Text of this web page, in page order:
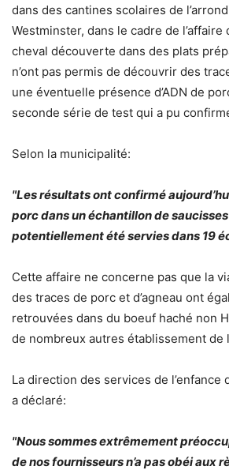
dans des cantines scolaires de
Westminster, dans le cadre de l’affaire
cheval découverte dans des plats
n’ont pas permis de découvrir des
une éventuelle présence d’ADN de
seconde série de test qui a pu
Selon la municipalité:
"Les résultats ont confirmé
porc dans un échantillon de
potentiellement été servies dans 19
Cette affaire ne concerne pas que la
des traces de porc et d’agneau ont
retrouvées dans du boeuf haché non
de nombreux autres établissement de
La direction des services de l’enfance
a déclaré:
"Nous sommes extrêmement
de nos fournisseurs n’a pas obéi aux